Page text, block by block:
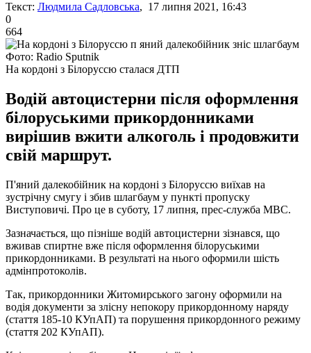
Текст: Людмила Садловська, 17 липня 2021, 16:43
0
664
Фото: Radio Sputnik
На кордоні з Білоруссю сталася ДТП
Водій автоцистерни після оформлення
білоруськими прикордонниками
вирішив вжити алкоголь і продовжити
свій маршрут.
П'яний далекобійник на кордоні з Білоруссю виїхав на
зустрічну смугу і збив шлагбаум у пункті пропуску
Виступовичі. Про це в суботу, 17 липня, прес-служба МВС.
Зазначається, що пізніше водій автоцистерни зізнався, що
вживав спиртне вже після оформлення білоруськими
прикордонниками. В результаті на нього оформили шість
адмінпротоколів.
Так, прикордонники Житомирського загону оформили на
водія документи за злісну непокору прикордонному наряду
(стаття 185-10 КУпАП) та порушення прикордонного режиму
(стаття 202 КУпАП).